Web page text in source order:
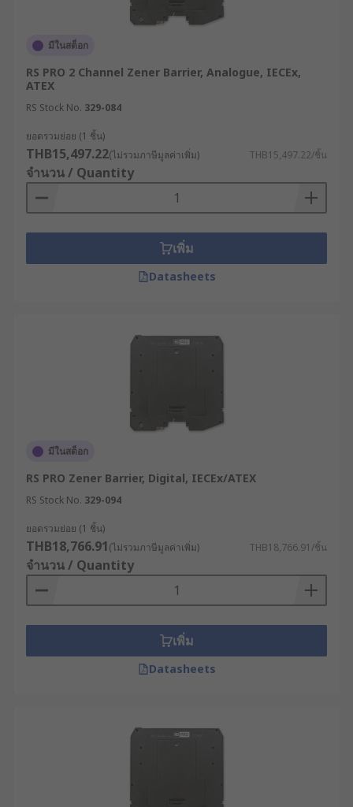
วงจร Galvanic Barrier ทำงานโดยใช้หลักการเหนี่ยว
นำไฟฟ้า ซึ่งเป็นหลักการที่มีความแม่นยำมากกว่าวงจร
Zener Barrier ขึ้นไปอีกระดับ จึงเหมาะกับการใช้งาน
ในเครื่องมือวัด ระบบควบคุม และระบบสื่อสาร เพื่อ
ป้องกันอุบัติเหตุจากไฟฟ้าลัดวงจรหรือไฟกระชาก
ความแตกต่างของซีเนอร์แบร์
ริเออร์ และ กัลวานิกแบร์ริเอ
อร์
ไดโอดในการจำกัดพลังงานไฟฟ้า ในขณะที่กัล
วานิกแบร์ริเออร์ใช้หลักการเหนี่ยวนำไฟฟ้า
การติดตั้ง : กัลวานิกแบร์ริเออร์ไม่จำเป็นต้องใช้
จำเป็นต้องมีสายดินในการติดตั้ง เพื่อเพิ่มความ
ชิ้นส่วนที่น้อยกว่า ส่วนกัลวานิกแบร์ริเออร์จะมี
ราคาที่สูงกว่า แต่ก็มาพร้อมกับการทำงานที่มี
ประสิทธิภาพ รองรับการใช้งานที่ซับซ้อนมากขึ้น
การใช้งาน : ซีเนอร์แบร์ริเออร์มักใช้ในระบบที่ไม่
ซับซ้อนมาก ส่วนกัลวานิกแบร์ริเออร์เป็นอุปกรณ์
ที่ตอบโจทย์กับการใช้งานในอุตสาหกรรมที่
ต้องการมาตรฐานความปลอดภัยระดับสูง เช่น
อุตสาหกรรมเคมี น้ำมัน หรือก๊าซ
วิธีเลือกซีเนอร์แบร์ริเออร์
และ กัลวานิกแบร์ริเออร์ให้
เหมาะกับการใช้งาน
ซ้อน ควรเลือกกัลวานิกแบร์ริเออร์ แต่หากเป็น
ตรวจสอบให้แน่ใจว่า ซีเนอร์แบร์ริเออร์ หรือ กัล
มีในสต็อก
RS PRO 2 Channel Zener Barrier, Analogue, IECEx,
ATEX
RS Stock No. 329-084
ยอดรวมย่อย (1 ชิ้น)
THB15,497.22(ไม่รวมภาษีมูลค่าเพิ่ม) THB15,497.22/ชิ้น
จำนวน / Quantity
เพิ่ม
Datasheets
มีในสต็อก
RS PRO Zener Barrier, Digital, IECEx/ATEX
RS Stock No. 329-094
ยอดรวมย่อย (1 ชิ้น)
THB18,766.91(ไม่รวมภาษีมูลค่าเพิ่ม) THB18,766.91/ชิ้น
จำนวน / Quantity
เพิ่ม
Datasheets